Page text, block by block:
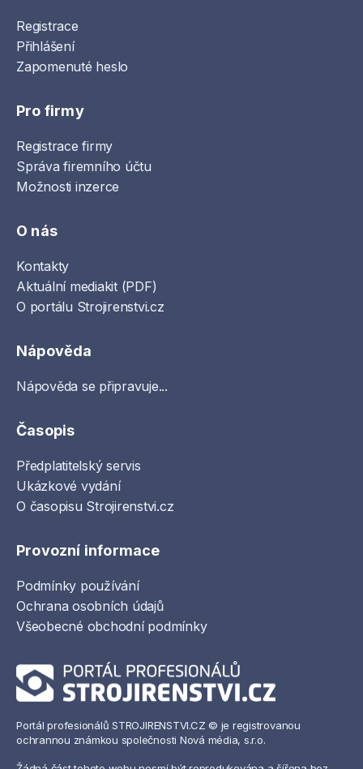
Registrace
Přihlášení
Zapomenuté heslo
Pro firmy
Registrace firmy
Správa firemního účtu
Možnosti inzerce
O nás
Kontakty
Aktuální mediakit (PDF)
O portálu Strojirenstvi.cz
Nápověda
Nápověda se připravuje...
Časopis
Předplatitelský servis
Ukázkové vydání
O časopisu Strojirenstvi.cz
Provozní informace
Podmínky používání
Ochrana osobních údajů
Všeobecné obchodní podmínky
Portál profesionálů STROJIRENSTVI.CZ © je registrovanou
ochrannou známkou společnosti Nová média, s.r.o.